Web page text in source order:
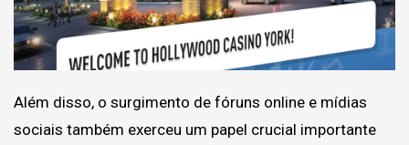
Além disso, o surgimento de fóruns online e mídias
sociais também exerceu um papel crucial importante